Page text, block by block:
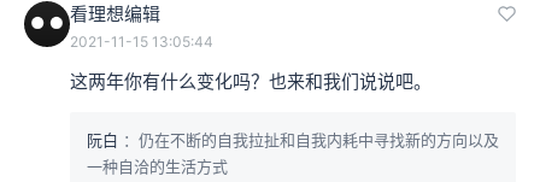
看理想编辑
2021-11-15 13:05:44
这两年你有什么变化吗？也来和我们说说吧。
阮白 ：仍在不断的自我拉扯和自我内耗中寻找新的方向以及
一种自洽的生活方式